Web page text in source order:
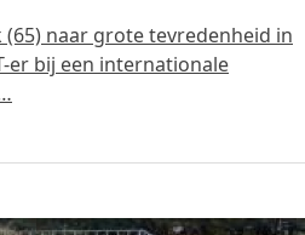
naar grote tevredenheid in
er bij een internationale